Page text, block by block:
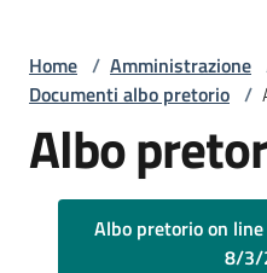
Menu selezionato
Home / Amministrazione
Documenti albo pretorio /
Albo
Albo pretorio on
8/3/